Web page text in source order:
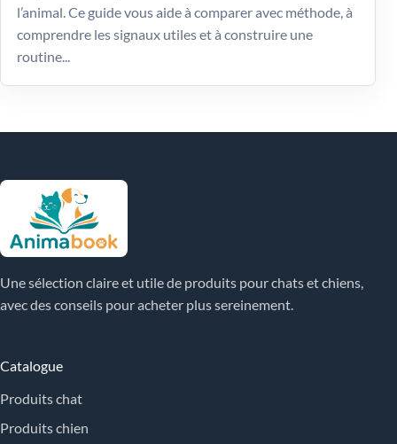
l’animal. Ce guide vous aide à comparer avec méthode, à
comprendre les signaux utiles et à construire une
routine...
Une sélection claire et utile de produits pour chats et chiens,
avec des conseils pour acheter plus sereinement.
Catalogue
Produits chat
Produits chien